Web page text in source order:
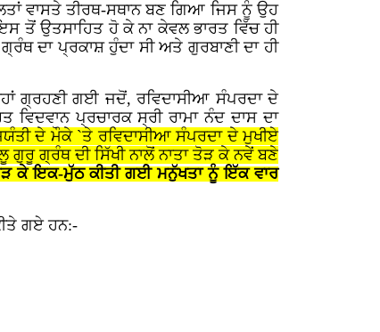
ਵਾਸਤੇ ਤੀਰਥ-ਸਥਾਨ ਬਣ ਗਿਆ ਜਿਸ ਨੂੰ ਉਹ
ਉਤਸਾਹਿਤ ਹੋ ਕੇ ਨਾ ਕੇਵਲ ਭਾਰਤ ਵਿੱਚ ਹੀ
ਦਾ ਪ੍ਰਕਾਸ਼ ਹੁੰਦਾ ਸੀ ਅਤੇ ਗੁਰਬਾਣੀ ਦਾ ਹੀ
ਗ੍ਰਹਣੀ ਗਈ ਜਦੋਂ, ਰਵਿਦਾਸੀਆ ਸੰਪਰਦਾ ਦੇ
ਪ੍ਰਚਾਰਕ ਸ੍ਰੀ ਰਾਮਾ ਨੰਦ ਦਾਸ ਦਾ
ਦੇ ਮੌਕੇ `ਤੇ ਰਵਿਦਾਸੀਆ ਸੰਪਰਦਾ ਦੇ ਮੁਖੀਏ
ਗ੍ਰੰਥ ਦੀ ਸਿੱਖੀ ਨਾਲੋਂ ਨਾਤਾ ਤੋੜ ਕੇ ਨਵੇਂ ਬਣੇ
ਕੇ ਇਕ-ਮੁੱਠ ਕੀਤੀ ਗਈ ਮਨੁੱਖਤਾ ਨੂੰ ਇੱਕ ਵਾਰ
ਗਏ ਹਨ:-